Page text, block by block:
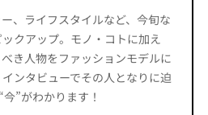
、ライフスタイルなど、今旬な
クアップ。モノ・コトに加え
き人物をファッションモデルに
ンタビューでその人となりに迫
”がわかります！